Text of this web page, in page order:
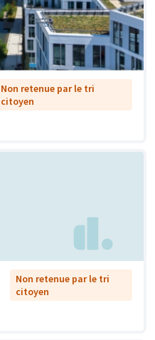
Non retenue par le tri
citoyen
Non retenue par le tri
citoyen